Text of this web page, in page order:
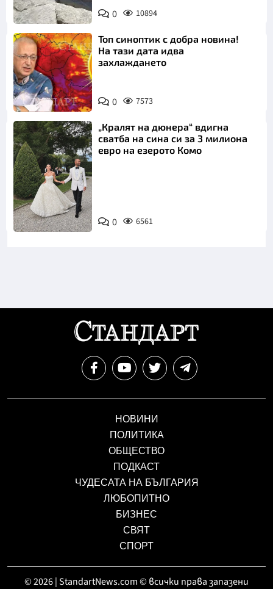
Bulgaria ON
AIR
0 10894
Топ синоптик с добра новина!
На тази дата идва
захлаждането
0 7573
Снимка:
Инстаграм
„Кралят на дюнера“ вдигна
сватба на сина си за 3 милиона
евро на езерото Комо
0 6561
НОВИНИ
ПОЛИТИКА
ОБЩЕСТВО
ПОДКАСТ
ЧУДЕСАТА НА БЪЛГАРИЯ
ЛЮБОПИТНО
БИЗНЕС
СВЯТ
СПОРТ
© 2026 | StandartNews.com © всички права запазени